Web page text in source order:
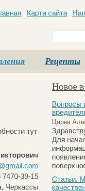
Карта сайта
Рецепты
тут
7470-39-15
Черкассы
Новое
Вопросы
Царев
Для
Статьи.